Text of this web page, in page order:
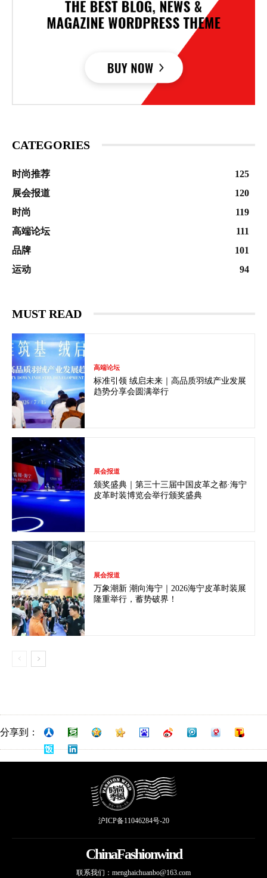
CATEGORIES
时尚推荐
125
展会报道
120
时尚
119
高端论坛
111
品牌
101
运动
94
MUST READ
高端论坛
标准引领 绒启未来｜高品质羽绒产业发展
趋势分享会圆满举行
展会报道
颁奖盛典｜第三十三届中国皮革之都·海宁
皮革时装博览会举行颁奖盛典
展会报道
万象潮新 潮向海宁｜2026海宁皮革时装展
隆重举行，蓄势破界！
分享到：
沪ICP备11046284号-20
ChinaFashionwind
联系我们： menghaichuanbo@163.com